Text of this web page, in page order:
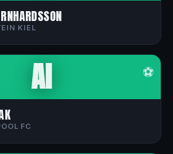
KIEL
⚽
AI
FC